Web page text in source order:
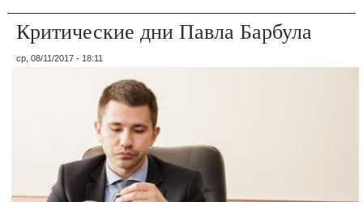
Критические дни Павла Барбула
ср, 08/11/2017 - 18:11